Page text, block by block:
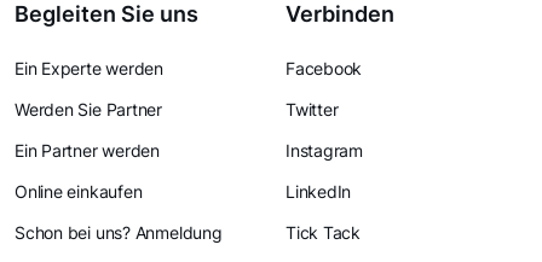
Begleiten Sie uns
Ein Experte werden
Werden Sie Partner
Ein Partner werden
Online einkaufen
Schon bei uns? Anmeldung
Verbinden
Facebook
Twitter
Instagram
LinkedIn
Tick Tack